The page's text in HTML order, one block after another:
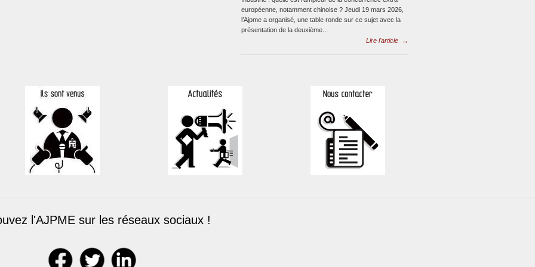
européenne, notamment chinoise ? Jeudi 19 mars 2026,
l’Ajpme a organisé, une table ronde sur ce sujet avec la
présentation de la deuxième...
Lire l'article
→
l'AJPME sur les réseaux sociaux !